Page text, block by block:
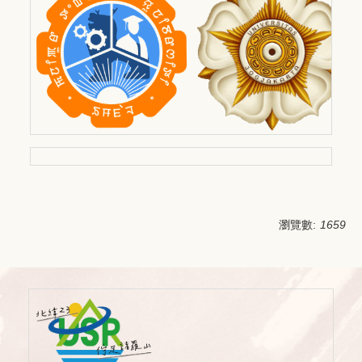
瀏覽數: 1659